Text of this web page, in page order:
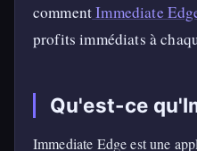
commentImmediate
profits immédiats à
Qu'est-ce
Immediate Edge est une